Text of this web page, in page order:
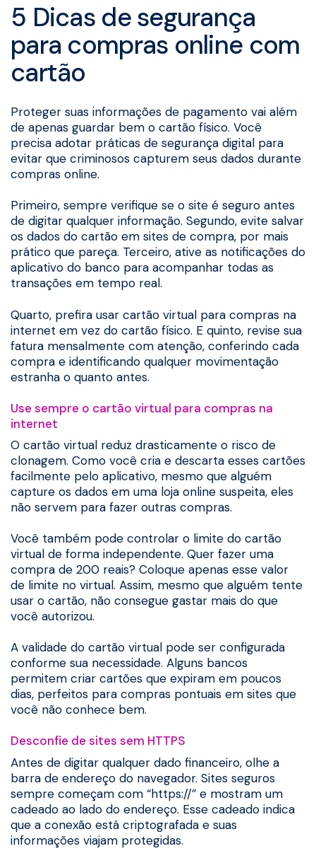
5 Dicas de segurança
para compras online com
cartão
Proteger suas informações de pagamento vai além
de apenas guardar bem o cartão físico. Você
precisa adotar práticas de segurança digital para
evitar que criminosos capturem seus dados durante
compras online.
Primeiro, sempre verifique se o site é seguro antes
de digitar qualquer informação. Segundo, evite salvar
os dados do cartão em sites de compra, por mais
prático que pareça. Terceiro, ative as notificações do
aplicativo do banco para acompanhar todas as
transações em tempo real.
Quarto, prefira usar cartão virtual para compras na
internet em vez do cartão físico. E quinto, revise sua
fatura mensalmente com atenção, conferindo cada
compra e identificando qualquer movimentação
estranha o quanto antes.
Use sempre o cartão virtual para compras na
internet
O cartão virtual reduz drasticamente o risco de
clonagem. Como você cria e descarta esses cartões
facilmente pelo aplicativo, mesmo que alguém
capture os dados em uma loja online suspeita, eles
não servem para fazer outras compras.
Você também pode controlar o limite do cartão
virtual de forma independente. Quer fazer uma
compra de 200 reais? Coloque apenas esse valor
de limite no virtual. Assim, mesmo que alguém tente
usar o cartão, não consegue gastar mais do que
você autorizou.
A validade do cartão virtual pode ser configurada
conforme sua necessidade. Alguns bancos
permitem criar cartões que expiram em poucos
dias, perfeitos para compras pontuais em sites que
você não conhece bem.
Desconfie de sites sem HTTPS
Antes de digitar qualquer dado financeiro, olhe a
barra de endereço do navegador. Sites seguros
sempre começam com “https://” e mostram um
cadeado ao lado do endereço. Esse cadeado indica
que a conexão está criptografada e suas
informações viajam protegidas.